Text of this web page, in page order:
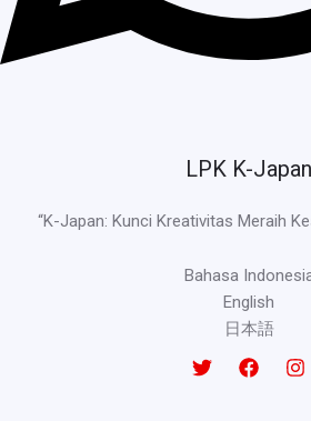
LPK K-Japan
“K-Japan: Kunci Kreativitas Meraih
Bahasa
English
日本語